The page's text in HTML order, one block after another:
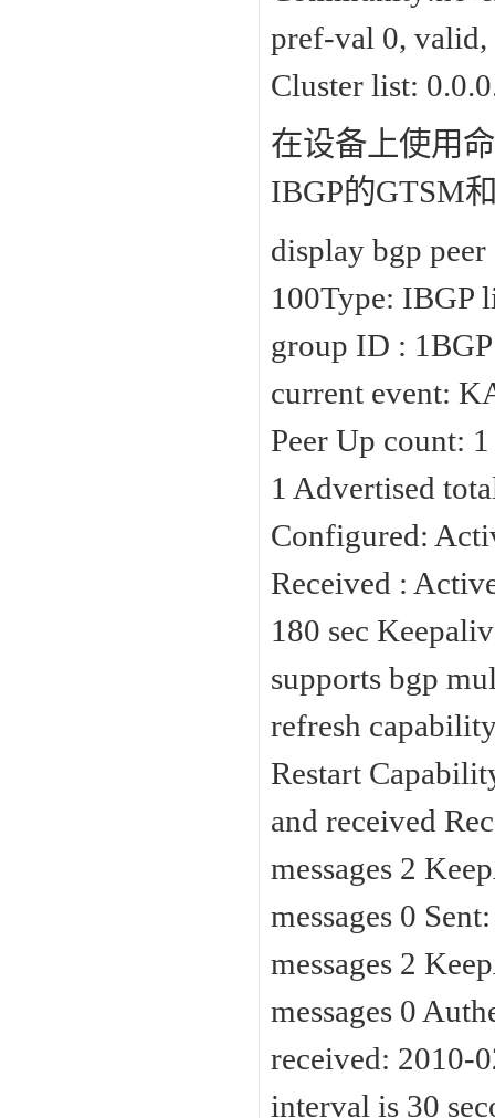
pref-val 0, valid,
Cluster list:
在设备上使用命
IBGP的GTSM
display bgp peer
100Type: IBGP
group ID :
current event:
Peer Up count:
1 Advertised
Configured:
Received :
180 sec
supports bgp
refresh
Restart
and received
messages 2
messages 0
messages 2
messages 0
received: 2010-
interval is 30